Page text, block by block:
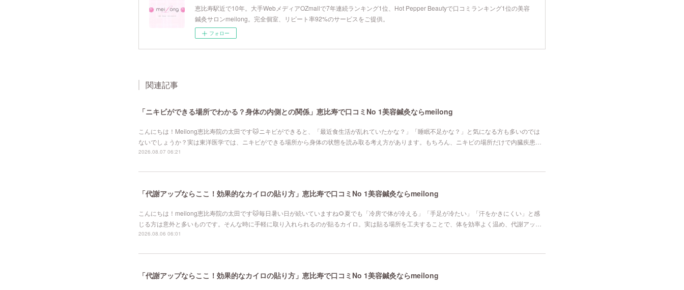
恵比寿駅近で10年。大手WebメディアOZmallで7年連続ランキング1位、Hot Pepper Beautyで口コミランキング1位の美容
鍼灸サロンmeilong。完全個室、リピート率92%のサービスをご提供。
フォロー
関連記事
「ニキビができる場所でわかる？身体の内側との関係」恵比寿で口コミNo 1美容鍼灸ならmeilong
こんにちは！Meilong恵比寿院の太田です🐱ニキビができると、「最近食生活が乱れていたかな？」「睡眠不足かな？」と気になる方も多いのでは
ないでしょうか？実は東洋医学では、ニキビができる場所から身体の状態を読み取る考え方があります。もちろん、ニキビの場所だけで内臓疾患…
2026.08.07 06:21
「代謝アップならここ！効果的なカイロの貼り方」恵比寿で口コミNo 1美容鍼灸ならmeilong
こんにちは！meilong恵比寿院の太田です🐱毎日暑い日が続いていますね🌻夏でも「冷房で体が冷える」「手足が冷たい」「汗をかきにくい」と感
じる方は意外と多いものです。そんな時に手軽に取り入れられるのが貼るカイロ。実は貼る場所を工夫することで、体を効率よく温め、代謝アッ…
2026.08.06 06:01
「代謝アップならここ！効果的なカイロの貼り方」恵比寿で口コミNo 1美容鍼灸ならmeilong